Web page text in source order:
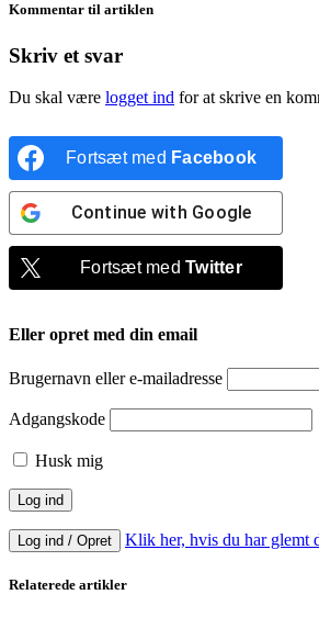
Kommentar til artiklen
Skriv et svar
Du skal være logget ind for at skrive en
Fortsæt med Facebook
Continue with Google
Fortsæt medTwitter
Eller opret med din email
Brugernavn eller e-mailadresse
Adgangskode
Husk mig
Log ind / Opret Klik her, hvis du har glemt
Relaterede artikler